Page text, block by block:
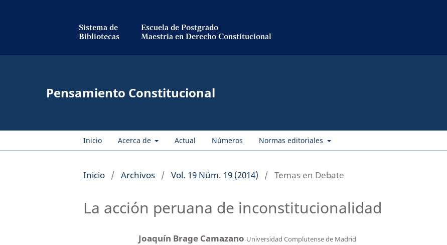
Sistema de
Bibliotecas
Escuela de Postgrado
Maestria en Derecho Constitucional
Pensamiento Constitucional
Inicio Acerca de Actual Números Normas editoriales
Inicio / Archivos / Vol. 19 Núm. 19 (2014) / Temas en Debate
La acción peruana de inconstitucionalidad
Joaquín Brage Camazano Universidad Complutense de Madrid